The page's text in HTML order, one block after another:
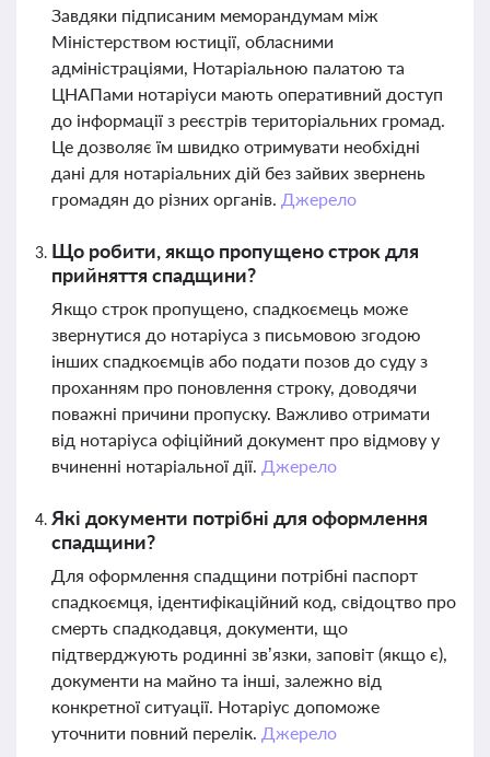
Завдяки підписаним меморандумам між
Міністерством юстиції, обласними
адміністраціями, Нотаріальною палатою та
ЦНАПами нотаріуси мають оперативний доступ
до інформації з реєстрів територіальних громад.
Це дозволяє їм швидко отримувати необхідні
дані для нотаріальних дій без зайвих звернень
громадян до різних органів. Джерело
Що робити, якщо пропущено строк для
прийняття спадщини?
Якщо строк пропущено, спадкоємець може
звернутися до нотаріуса з письмовою згодою
інших спадкоємців або подати позов до суду з
проханням про поновлення строку, доводячи
поважні причини пропуску. Важливо отримати
від нотаріуса офіційний документ про відмову у
вчиненні нотаріальної дії. Джерело
Які документи потрібні для оформлення
спадщини?
Для оформлення спадщини потрібні паспорт
спадкоємця, ідентифікаційний код, свідоцтво про
смерть спадкодавця, документи, що
підтверджують родинні зв’язки, заповіт (якщо є),
документи на майно та інші, залежно від
конкретної ситуації. Нотаріус допоможе
уточнити повний перелік. Джерело